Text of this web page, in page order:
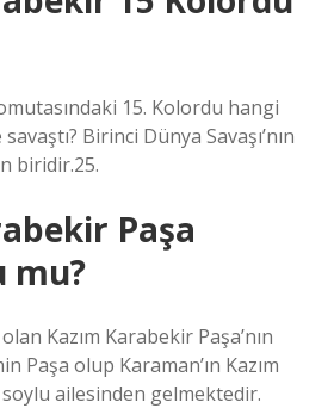
15. Kolordu hangi
Birinci Dünya Savaşı’nın
biridir.25.
Paşa
mu?
Kazım Karabekir Paşa’nın
Paşa olup Karaman’ın Kazım
ailesinden gelmektedir.